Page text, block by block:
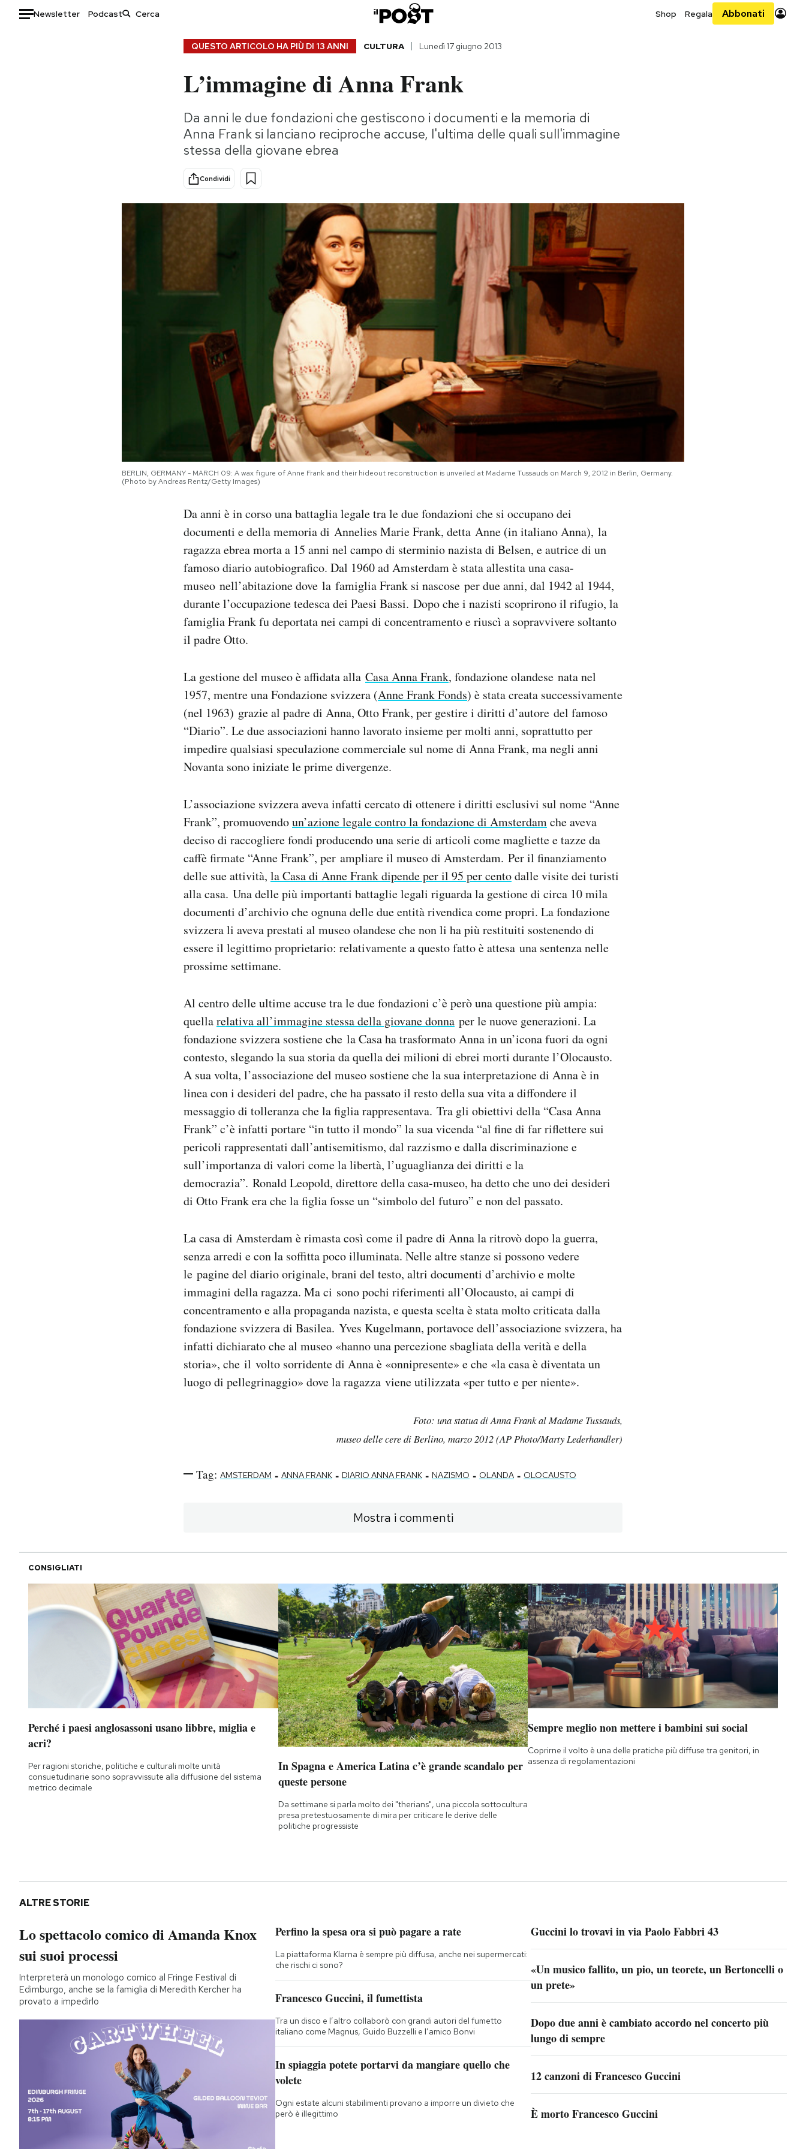
Newsletter Podcast Shop Regala Abbonati
Consumismi
Storie/Idee
Ok Boomer!
Europa
QUESTO ARTICOLO HA PIÙ DI 13 ANNI CULTURA Lunedì 17 giugno 2013
L’immagine di Anna Frank
Da anni le due fondazioni che gestiscono i documenti e la memoria di
Anna Frank si lanciano reciproche accuse, l'ultima delle quali sull'immagine
stessa della giovane ebrea
Condividi
BERLIN, GERMANY - MARCH 09: A wax figure of Anne Frank and their hideout reconstruction is unveiled at Madame Tussauds on March 9, 2012 in Berlin, Germany.
(Photo by Andreas Rentz/Getty Images)
Da anni è in corso una battaglia legale tra le due fondazioni che si occupano dei
documenti e della memoria di Annelies Marie Frank, detta Anne (in italiano Anna), la
ragazza ebrea morta a 15 anni nel campo di sterminio nazista di Belsen, e autrice di un
famoso diario autobiografico. Dal 1960 ad Amsterdam è stata allestita una casa-
museo nell’abitazione dove la famiglia Frank si nascose per due anni, dal 1942 al 1944,
durante l’occupazione tedesca dei Paesi Bassi. Dopo che i nazisti scoprirono il rifugio, la
famiglia Frank fu deportata nei campi di concentramento e riuscì a sopravvivere soltanto
il padre Otto.
La gestione del museo è affidata alla Casa Anna Frank, fondazione olandese nata nel
1957, mentre una Fondazione svizzera (Anne Frank Fonds) è stata creata successivamente
(nel 1963) grazie al padre di Anna, Otto Frank, per gestire i diritti d’autore del famoso
“Diario”. Le due associazioni hanno lavorato insieme per molti anni, soprattutto per
impedire qualsiasi speculazione commerciale sul nome di Anna Frank, ma negli anni
Novanta sono iniziate le prime divergenze.
L’associazione svizzera aveva infatti cercato di ottenere i diritti esclusivi sul nome “Anne
Frank”, promuovendoun’azione legale contro la fondazione di Amsterdamche aveva
deciso di raccogliere fondi producendo una serie di articoli come magliette e tazze da
caffè firmate “Anne Frank”, per ampliare il museo di Amsterdam. Per il finanziamento
delle sue attività, la Casa di Anne Frank dipende per il 95 per centodalle visite dei turisti
alla casa. Una delle più importanti battaglie legali riguarda la gestione di circa 10 mila
documenti d’archivio che ognuna delle due entità rivendica come propri. La fondazione
svizzera li aveva prestati al museo olandese che non li ha più restituiti sostenendo di
essere il legittimo proprietario: relativamente a questo fatto è attesa una sentenza nelle
prossime settimane.
Al centro delle ultime accuse tra le due fondazioni c’è però una questione più ampia:
quellarelativa all’immagine stessa della giovane donna per le nuove generazioni. La
fondazione svizzera sostiene che la Casa ha trasformato Anna in un’icona fuori da ogni
contesto, slegando la sua storia da quella dei milioni di ebrei morti durante l’Olocausto.
A sua volta, l’associazione del museo sostiene che la sua interpretazione di Anna è in
linea con i desideri del padre, che ha passato il resto della sua vita a diffondere il
messaggio di tolleranza che la figlia rappresentava. Tra gli obiettivi della “Casa Anna
Frank” c’è infatti portare “in tutto il mondo” la sua vicenda “al fine di far riflettere sui
pericoli rappresentati dall’antisemitismo, dal razzismo e dalla discriminazione e
sull’importanza di valori come la libertà, l’uguaglianza dei diritti e la
democrazia”. Ronald Leopold, direttore della casa-museo, ha detto che uno dei desideri
di Otto Frank era che la figlia fosse un “simbolo del futuro” e non del passato.
La casa di Amsterdam è rimasta così come il padre di Anna la ritrovò dopo la guerra,
senza arredi e con la soffitta poco illuminata. Nelle altre stanze si possono vedere
le pagine del diario originale, brani del testo, altri documenti d’archivio e molte
immagini della ragazza. Ma ci sono pochi riferimenti all’Olocausto, ai campi di
concentramento e alla propaganda nazista, e questa scelta è stata molto criticata dalla
fondazione svizzera di Basilea. Yves Kugelmann, portavoce dell’associazione svizzera, ha
infatti dichiarato che al museo «hanno una percezione sbagliata della verità e della
storia», che il volto sorridente di Anna è «onnipresente» e che «la casa è diventata un
luogo di pellegrinaggio» dove la ragazza viene utilizzata «per tutto e per niente».
Foto: una statua di Anna Frank al Madame Tussauds,
museo delle cere di Berlino, marzo 2012 (AP Photo/Marty Lederhandler)
Tag: AMSTERDAM - ANNA FRANK - DIARIO ANNA FRANK - NAZISMO - OLANDA - OLOCAUSTO
Mostra i commenti
CONSIGLIATI
Perché i paesi anglosassoni usano libbre, miglia e
acri?
Per ragioni storiche, politiche e culturali molte unità
consuetudinarie sono sopravvissute alla diffusione del sistema
metrico decimale
In Spagna e America Latina c’è grande scandalo per
queste persone
Da settimane si parla molto dei "therians", una piccola sottocultura
presa pretestuosamente di mira per criticare le derive delle
politiche progressiste
Sempre meglio non mettere i bambini sui social
Coprirne il volto è una delle pratiche più diffuse tra genitori, in
assenza di regolamentazioni
ALTRE STORIE
Lo spettacolo comico di Amanda Knox
sui suoi processi
Interpreterà un monologo comico al Fringe Festival di
Edimburgo, anche se la famiglia di Meredith Kercher ha
provato a impedirlo
Perfino la spesa ora si può pagare a rate
La piattaforma Klarna è sempre più diffusa, anche nei supermercati:
che rischi ci sono?
Francesco Guccini, il fumettista
Tra un disco e l’altro collaborò con grandi autori del fumetto
italiano come Magnus, Guido Buzzelli e l’amico Bonvi
In spiaggia potete portarvi da mangiare quello che
volete
Ogni estate alcuni stabilimenti provano a imporre un divieto che
però è illegittimo
Guccini lo trovavi in via Paolo Fabbri 43
«Un musico fallito, un pio, un teorete, un Bertoncelli o
un prete»
Dopo due anni è cambiato accordo nel concerto più
lungo di sempre
12 canzoni di Francesco Guccini
È morto Francesco Guccini